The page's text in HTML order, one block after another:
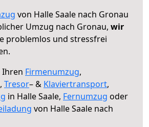
von Halle Saale nach Gronau
Umzug nach Gronau, wir
problemlos und stressfrei
Firmenumzug,
, Tresor– & Klaviertransport,
in Halle Saale, Fernumzug oder
von Halle Saale nach